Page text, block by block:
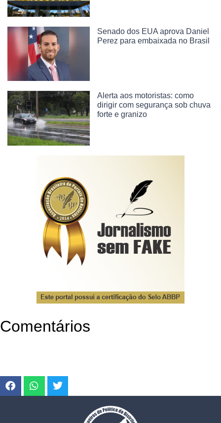
Senado dos EUA aprova Daniel
Perez para embaixada no Brasil
Alerta aos motoristas: como
dirigir com segurança sob chuva
forte e granizo
Comentários